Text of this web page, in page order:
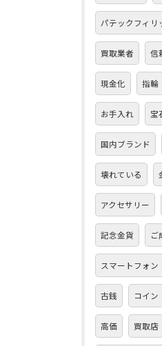
パテックフィリ
買取業者 信
現金化 指輪
お手入れ 宝
国内ブランド
壊れている
アクセサリー
記念金貨 ご
スマートフォン
古銭 コイン
高価 買取店